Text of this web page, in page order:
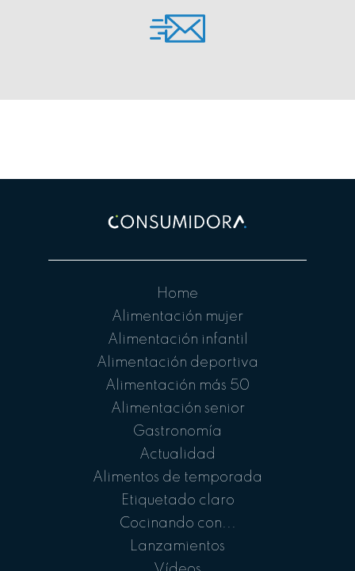
Home
Alimentación mujer
Alimentación infantil
Alimentación deportiva
Alimentación más 50
Alimentación senior
Gastronomía
Actualidad
Alimentos de temporada
Etiquetado claro
Cocinando con...
Lanzamientos